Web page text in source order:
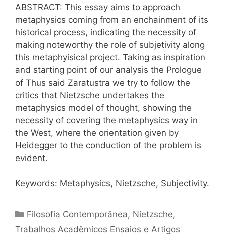
ABSTRACT: This essay aims to approach
metaphysics coming from an enchainment of its
historical process, indicating the necessity of
making noteworthy the role of subjetivity along
this metaphyisical project. Taking as inspiration
and starting point of our analysis the Prologue
of Thus said Zaratustra we try to follow the
critics that Nietzsche undertakes the
metaphysics model of thought, showing the
necessity of covering the metaphysics way in
the West, where the orientation given by
Heidegger to the conduction of the problem is
evident.
Keywords: Metaphysics, Nietzsche, Subjectivity.
Categorias
Filosofia Contemporânea, Nietzsche,
Trabalhos Acadêmicos Ensaios e Artigos